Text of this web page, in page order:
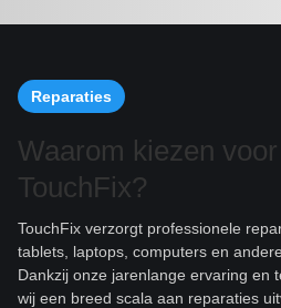
Reparaties
Waarom kiezen voor
TouchFix?
TouchFix verzorgt professionele
tablets, laptops, computers en
Dankzij onze jarenlange ervaring en
wij een breed scala aan reparaties